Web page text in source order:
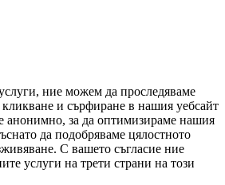
ние можем да проследяваме
и сърфиране в нашия уебсайт
анонимно, за да оптимизираме нашия
да подобряваме цялостното
С вашето съгласие ние
услуги на трети страни на този